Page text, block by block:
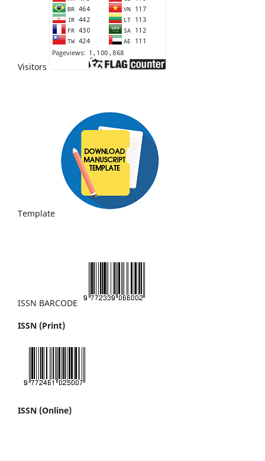
Visitors
Template
ISSN BARCODE
ISSN (Print)
ISSN (Online)